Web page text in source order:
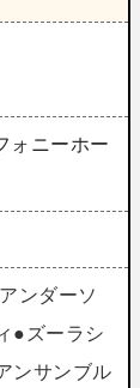
ォニーホー
ンダーソ
●ズーラシ
ンサンブル